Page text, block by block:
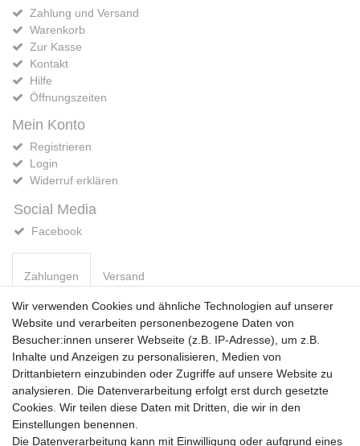
Zahlung und Versand
Warenkorb
Zur Kasse
Kontakt
Hilfe
Öffnungszeiten
Mein Konto
Registrieren
Login
Widerruf erklären
Social Media
Facebook
Zahlungen Versand
Vorkasse
PayPal
Sofortüberweisung
Kreditkarte
AmazonPay
Bar bei Abholung
Wir verwenden Cookies und ähnliche Technologien auf unserer
Website und verarbeiten personenbezogene Daten von
Besucher:innen unserer Webseite (z.B. IP-Adresse), um z.B.
Inhalte und Anzeigen zu personalisieren, Medien von
Drittanbietern einzubinden oder Zugriffe auf unsere Website zu
analysieren. Die Datenverarbeitung erfolgt erst durch gesetzte
Cookies. Wir teilen diese Daten mit Dritten, die wir in den
Einstellungen benennen.
Die Datenverarbeitung kann mit Einwilligung oder aufgrund eines